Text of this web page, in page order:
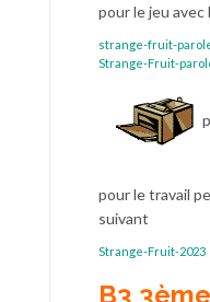
pour le jeu avec
strange-fruit-
Strange-Fruit-
pour le travail
suivant
Strange-Fruit-2023
B3